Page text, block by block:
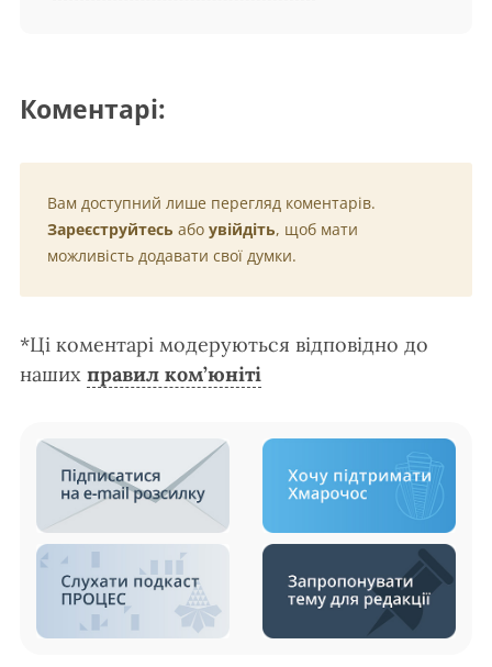
Коментарі:
Вам доступний лише перегляд коментарів.
Зареєструйтесь або увійдіть, щоб мати
можливість додавати свої думки.
*Ці коментарі модеруються відповідно до
наших правил ком’юніті